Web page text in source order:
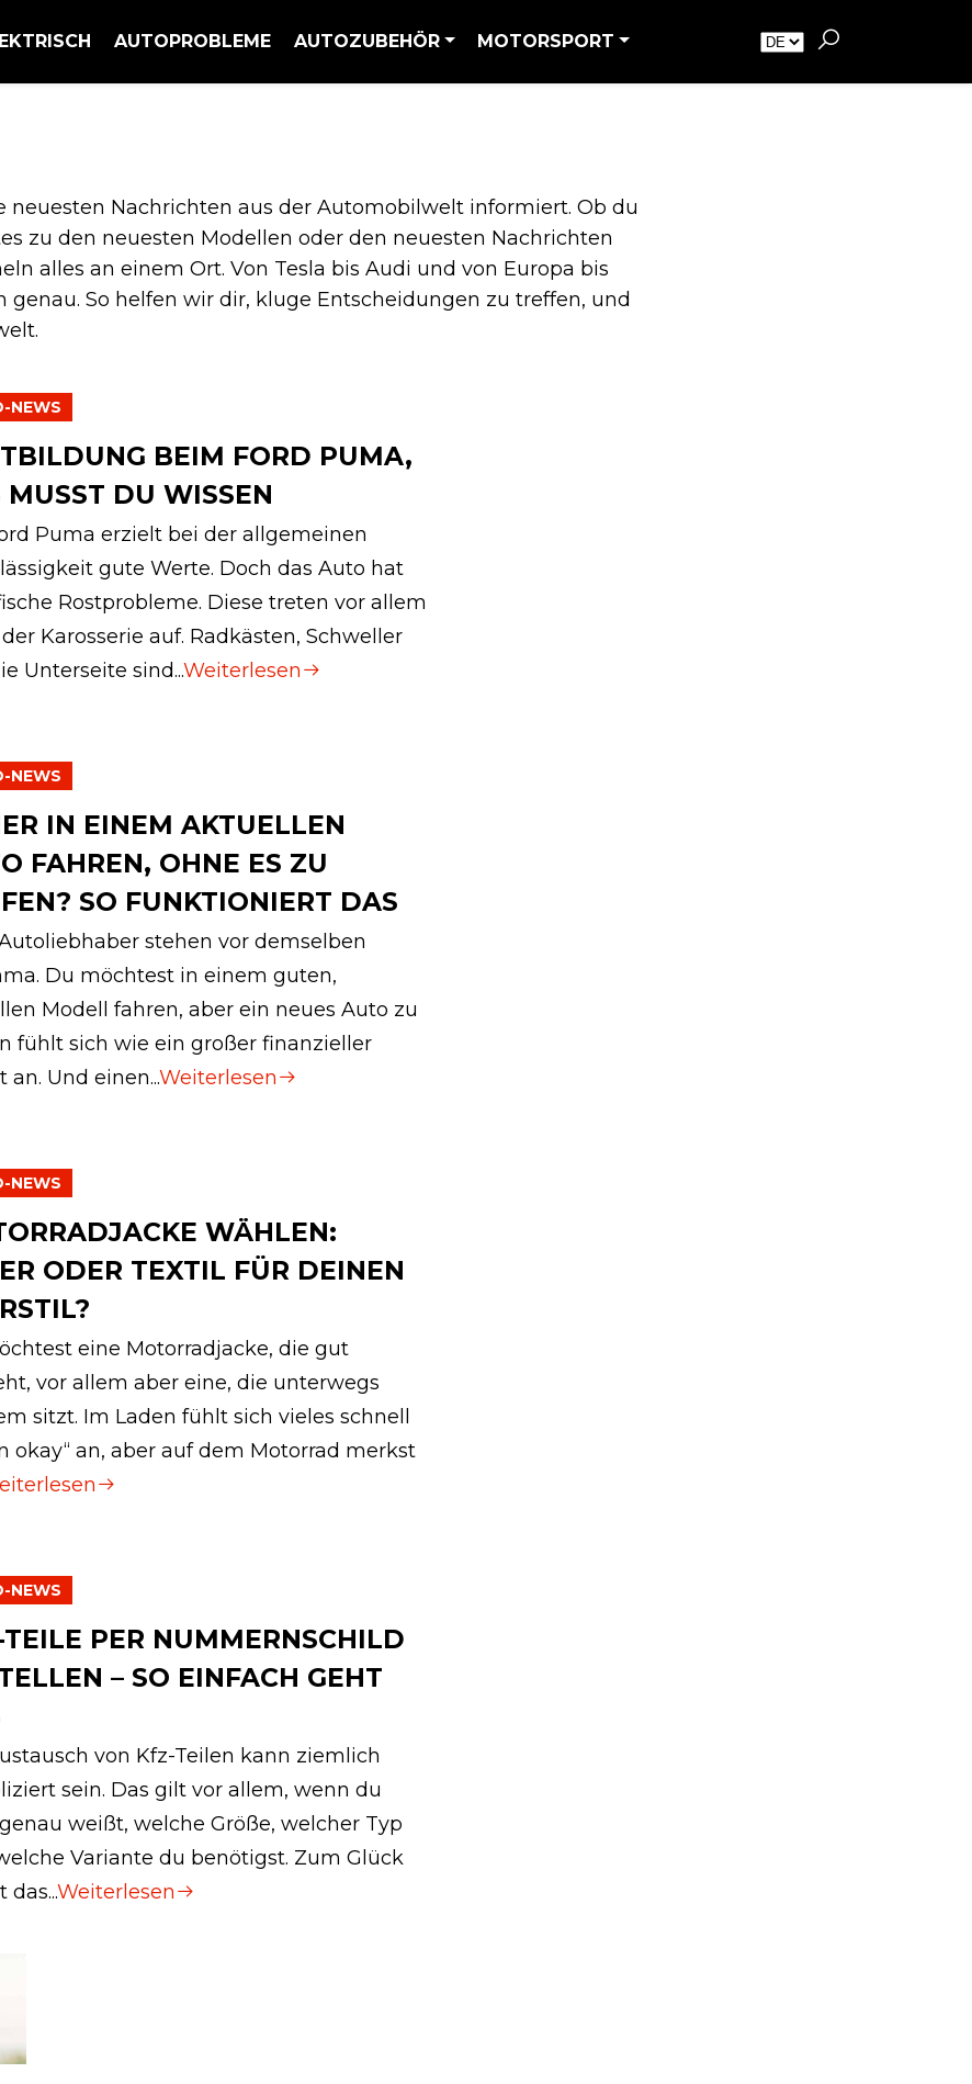
AUTOPROBLEME AUTOZUBEHÖR MOTORSPORT
Nachrichten aus der Automobilwelt informiert. Ob du
zu den neuesten Modellen oder den neuesten Nachrichten
alles an einem Ort. Von Tesla bis Audi und von Europa bis
So helfen wir dir, kluge Entscheidungen zu treffen, und
NEWS
BEIM FORD PUMA,
MUSST DU WISSEN
Puma erzielt bei der allgemeinen
gute Werte. Doch das Auto hat
Rostprobleme. Diese treten vor allem
Karosserie auf. Radkästen, Schweller
Unterseite sind...Weiterlesen
NEWS
IN EINEM AKTUELLEN
FAHREN, OHNE ES ZU
SO FUNKTIONIERT DAS
stehen vor demselben
Du möchtest in einem guten,
Modell fahren, aber ein neues Auto zu
fühlt sich wie ein großer finanzieller
an. Und einen...Weiterlesen
NEWS
WÄHLEN:
ODER TEXTIL FÜR DEINEN
eine Motorradjacke, die gut
vor allem aber eine, die unterwegs
sitzt. Im Laden fühlt sich vieles schnell
okay“ an, aber auf dem Motorrad merkst
NEWS
TEILE PER NUMMERNSCHILD
– SO EINFACH GEHT
von Kfz-Teilen kann ziemlich
sein. Das gilt vor allem, wenn du
weißt, welche Größe, welcher Typ
Variante du benötigst. Zum Glück
das...Weiterlesen